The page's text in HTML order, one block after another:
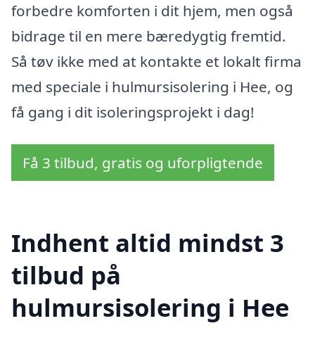
forbedre komforten i dit hjem, men også
bidrage til en mere bæredygtig fremtid.
Så tøv ikke med at kontakte et lokalt firma
med speciale i hulmursisolering i Hee, og
få gang i dit isoleringsprojekt i dag!
Få 3 tilbud, gratis og uforpligtende
Indhent altid mindst 3
tilbud på
hulmursisolering i Hee